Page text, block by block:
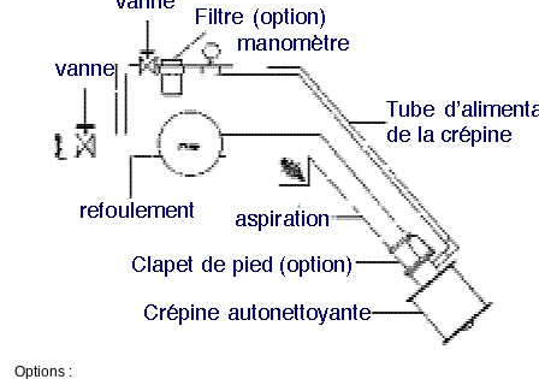
Options :